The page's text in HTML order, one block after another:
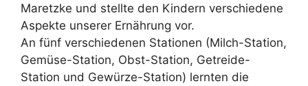
Maretzke und stellte den Kindern verschiedene
Aspekte unserer Ernährung vor.
An fünf verschiedenen Stationen (Milch-Station,
Gemüse-Station, Obst-Station, Getreide-
Station und Gewürze-Station) lernten die